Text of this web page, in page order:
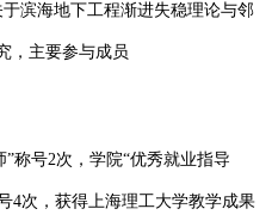
于滨海地下工程渐进失稳理论与邻
， 主要参与成员
”称号2次，学院“优秀就业指导
4次，获得上海理工大学教学成果